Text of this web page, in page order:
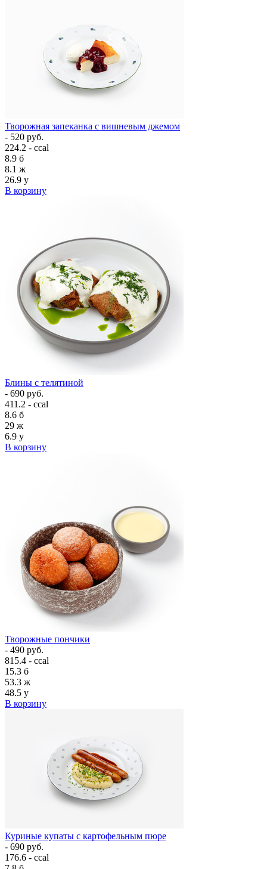
Творожная запеканка с вишневым джемом
- 520 руб.
224.2 - ccal
8.9 б
8.1 ж
26.9 у
В корзину
Блины с телятиной
- 690 руб.
411.2 - ccal
8.6 б
29 ж
6.9 у
В корзину
Творожные пончики
- 490 руб.
815.4 - ccal
15.3 б
53.3 ж
48.5 у
В корзину
Куриные купаты с картофельным пюре
- 690 руб.
176.6 - ccal